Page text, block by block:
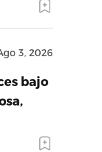
3, 2026
bajo